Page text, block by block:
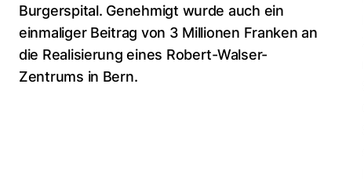
Burgerspital. Genehmigt wurde auch ein
einmaliger Beitrag von 3 Millionen Franken an
die Realisierung eines Robert-Walser-
Zentrums in Bern.